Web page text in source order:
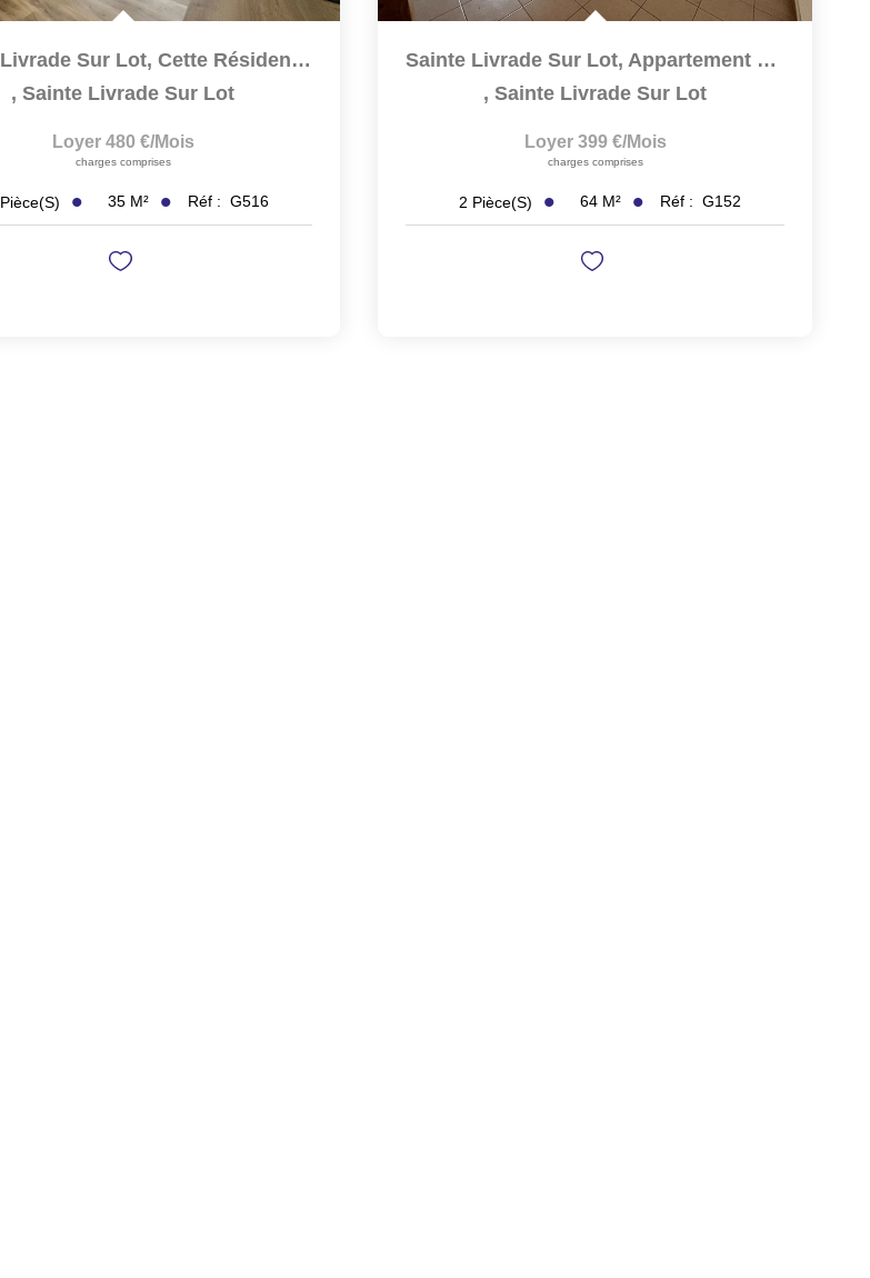
Sainte Livrade Sur Lot, Cette Résidence De 12 Logements A...
,Sainte Livrade Sur Lot
Loyer 480 €/mois
charges comprises
Pièce(s) 35 M² Réf : G516
Sainte Livrade Sur Lot, Appartement De 55 M² En Triplex...
,Sainte Livrade Sur Lot
Loyer 399 €/mois
charges comprises
2 Pièce(s) 64 M² Réf : G152